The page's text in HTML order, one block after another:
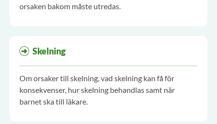
orsaken bakom måste utredas.
Skelning
Om orsaker till skelning, vad skelning kan få för
konsekvenser, hur skelning behandlas samt när
barnet ska till läkare.